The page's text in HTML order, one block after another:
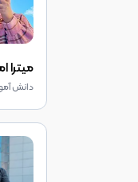
آرین
دانش